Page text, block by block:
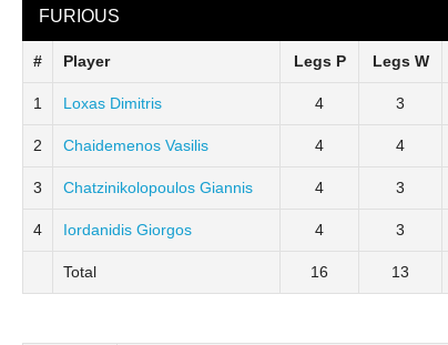
FURIOUS
# Player Legs P Legs W
1 Loxas Dimitris 4 3
2 Chaidemenos Vasilis 4 4
3 Chatzinikolopoulos Giannis 4 3
4 Iordanidis Giorgos 4 3
Total 16 13